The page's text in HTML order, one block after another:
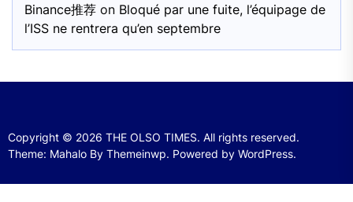
Binance推荐 on Bloqué par une fuite, l’équipage de
l’ISS ne rentrera qu’en septembre
Copyright © 2026 THE OLSO TIMES. All rights reserved.
Theme: Mahalo By Themeinwp. Powered by WordPress.